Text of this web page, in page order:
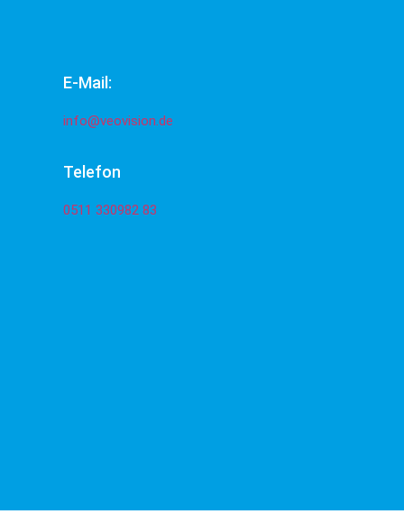
E-Mail:
info@veovision.de
Telefon
0511 330982 83